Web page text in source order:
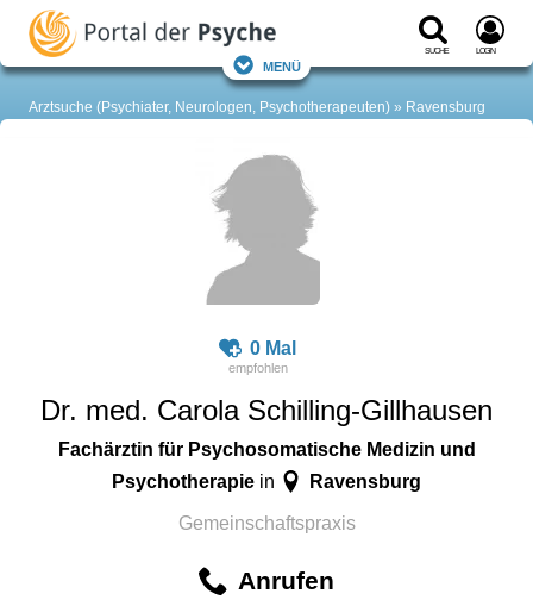
Suche Login
Menü
Arztsuche (Psychiater, Neurologen, Psychotherapeuten) Ravensburg
0 Mal
Dr. med. Carola Schilling-Gillhausen
Fachärztin für Psychosomatische Medizin und
Psychotherapiein Ravensburg
Gemeinschaftspraxis
Anrufen